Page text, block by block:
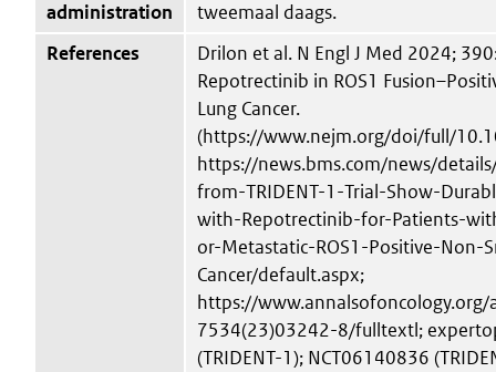
administration
tweemaal daags.
References
Drilon et al. N Engl J Med 2024;
Repotrectinib in ROS1
Lung Cancer.
(https://www.nejm.org/doi/full/
https://news.bms.com/news/
from-TRIDENT-1-Trial-Show-
with-Repotrectinib-for-Patients-
or-Metastatic-ROS1-Positive-Non-
Cancer/default.aspx;
https://
7534(23)03242-8/fulltextl;
(TRIDENT-1); NCT06140836